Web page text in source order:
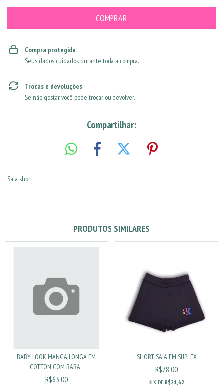
Compra protegida
Seus dados cuidados durante toda a compra.
Trocas e devoluções
Se não gostar, você pode trocar ou devolver.
Compartilhar:
Saia short
PRODUTOS SIMILARES
BABY LOOK MANGA LONGA EM
COTTON COM BABA...
R$63,00
SHORT SAIA EM SUPLEX
R$78,00
4 X DER$21,62